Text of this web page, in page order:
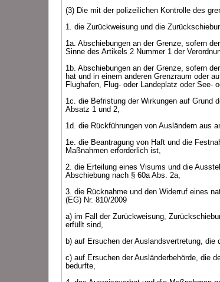
(3) Die mit der polizeilichen Kontrolle des
1. die Zurückweisung und die
1a. Abschiebungen an der Grenze, sofern
Sinne des Artikels 2 Nummer 1 der
1b. Abschiebungen an der Grenze, sofern
hat und in einem anderen Grenzraum oder
Flughafen, Flug- oder Landeplatz oder See-
1c. die Befristung der Wirkungen auf Grund
Absatz 1 und 2,
1d. die Rückführungen von Ausländern aus
1e. die Beantragung von Haft und die
Maßnahmen erforderlich ist,
2. die Erteilung eines Visums und die
Abschiebung nach § 60a Abs. 2a,
3. die Rücknahme und den Widerruf eines
(EG) Nr. 810/2009
a) im Fall der Zurückweisung,
erfüllt sind,
b) auf Ersuchen der Auslandsvertretung,
c) auf Ersuchen der Ausländerbehörde, die
bedurfte,